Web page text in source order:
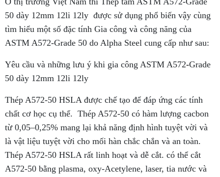
50 dày 12mm 12li 12ly được sử dụng phổ biến vậy cùng
tìm hiểu một số đặc tính Gia công và công năng của
ASTM A572-Grade 50 do Alpha Steel cung cấp như sau:
Yêu cầu và những lưu ý khi gia công ASTM A572-Grade
50 dày 12mm 12li 12ly
Thép A572-50 HSLA được chế tạo để đáp ứng các tính
chất cơ học cụ thể. Thép A572-50 có hàm lượng cacbon
từ 0,05–0,25% mang lại khả năng định hình tuyệt vời và
là vật liệu tuyệt vời cho mối hàn chắc chắn và an toàn.
Thép A572-50 HSLA rất linh hoạt và dễ cắt. có thể cắt
A572-50 bằng plasma, oxy-Acetylene, laser, tia nước và